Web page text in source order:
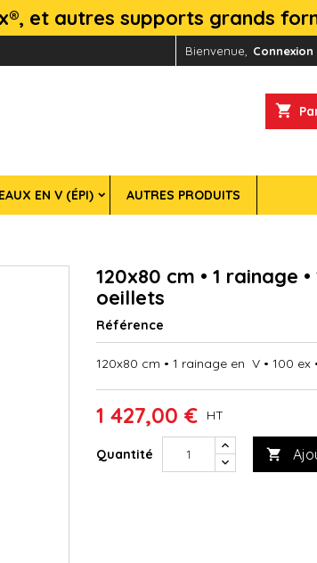
et autres supports grands
Bienvenue, Connexion
shopping_cart
EN V (ÉPI) AUTRES PRODUITS
120x80 cm • 1 rainage •
oeillets
Référence
120x80 cm • 1 rainage en V • 100 ex
1 427,00 € HT
Quantité 